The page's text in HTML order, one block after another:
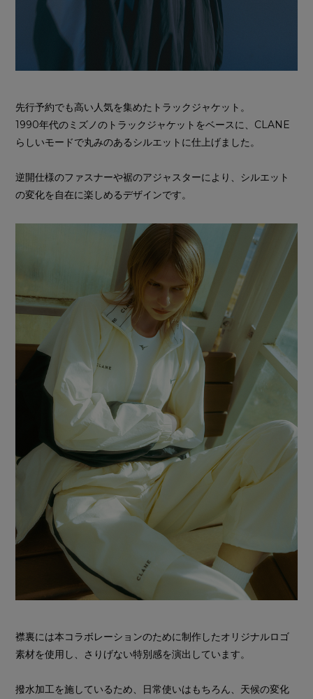
先行予約でも高い人気を集めたトラックジャケット。
1990年代のミズノのトラックジャケットをベースに、CLANE
らしいモードで丸みのあるシルエットに仕上げました。
逆開仕様のファスナーや裾のアジャスターにより、シルエット
の変化を自在に楽しめるデザインです。
襟裏には本コラボレーションのために制作したオリジナルロゴ
素材を使用し、さりげない特別感を演出しています。
撥水加工を施しているため、日常使いはもちろん、天候の変化